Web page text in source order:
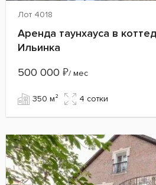
Лот 4018
Аренда таунхауса в
Ильинка
500 000 ₽/ мес
350 м² 4 сотки